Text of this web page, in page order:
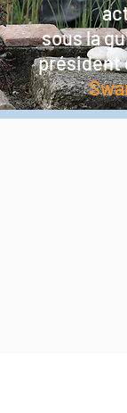
sous la
président